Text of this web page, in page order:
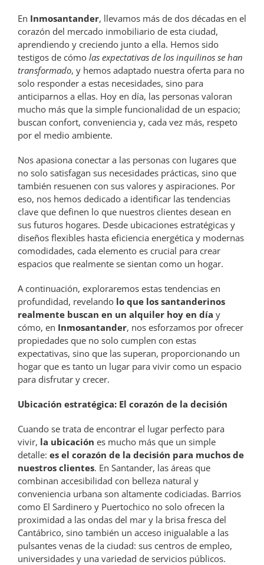
En Inmosantander, llevamos más de dos décadas en el
corazón del mercado inmobiliario de esta ciudad,
aprendiendo y creciendo junto a ella. Hemos sido
testigos de cómo las expectativas de los inquilinos se han
transformado, y hemos adaptado nuestra oferta para no
solo responder a estas necesidades, sino para
anticiparnos a ellas. Hoy en día, las personas valoran
mucho más que la simple funcionalidad de un espacio;
buscan confort, conveniencia y, cada vez más, respeto
por el medio ambiente.
Nos apasiona conectar a las personas con lugares que
no solo satisfagan sus necesidades prácticas, sino que
también resuenen con sus valores y aspiraciones. Por
eso, nos hemos dedicado a identificar las tendencias
clave que definen lo que nuestros clientes desean en
sus futuros hogares. Desde ubicaciones estratégicas y
diseños flexibles hasta eficiencia energética y modernas
comodidades, cada elemento es crucial para crear
espacios que realmente se sientan como un hogar.
A continuación, exploraremos estas tendencias en
profundidad, revelando lo que los santanderinos
realmente buscan en un alquiler hoy en día y
cómo, en Inmosantander, nos esforzamos por ofrecer
propiedades que no solo cumplen con estas
expectativas, sino que las superan, proporcionando un
hogar que es tanto un lugar para vivir como un espacio
para disfrutar y crecer.
Ubicación estratégica: El corazón de la decisión
Cuando se trata de encontrar el lugar perfecto para
vivir, la ubicación es mucho más que un simple
detalle: es el corazón de la decisión para muchos de
nuestros clientes. En Santander, las áreas que
combinan accesibilidad con belleza natural y
conveniencia urbana son altamente codiciadas. Barrios
como El Sardinero y Puertochico no solo ofrecen la
proximidad a las ondas del mar y la brisa fresca del
Cantábrico, sino también un acceso inigualable a las
pulsantes venas de la ciudad: sus centros de empleo,
universidades y una variedad de servicios públicos.